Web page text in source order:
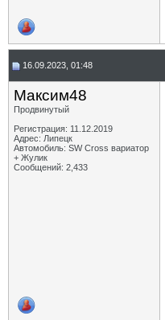
16.09.2023, 01:48
Максим48
Продвинутый
Регистрация: 11.12.2019
Адрес: Липецк
Автомобиль: SW Cross вариатор
+ Жулик
Сообщений: 2,433